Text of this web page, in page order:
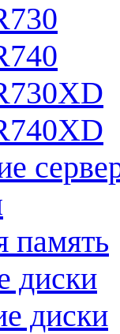
память
диски
диски